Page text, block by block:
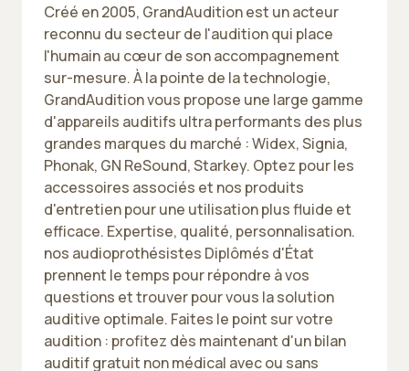
Créé en 2005, GrandAudition est un acteur
reconnu du secteur de l'audition qui place
l'humain au cœur de son accompagnement
sur-mesure. À la pointe de la technologie,
GrandAudition vous propose une large gamme
d'appareils auditifs ultra performants des plus
grandes marques du marché : Widex, Signia,
Phonak, GN ReSound, Starkey. Optez pour les
accessoires associés et nos produits
d'entretien pour une utilisation plus fluide et
efficace. Expertise, qualité, personnalisation.
nos audioprothésistes Diplômés d'État
prennent le temps pour répondre à vos
questions et trouver pour vous la solution
auditive optimale. Faites le point sur votre
audition : profitez dès maintenant d'un bilan
auditif gratuit non médical avec ou sans